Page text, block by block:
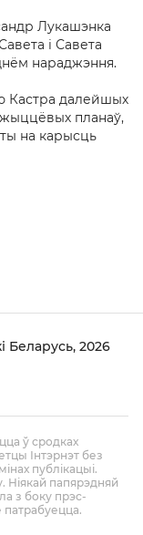
Лукашэнка
і Савета
нараджэння.
Кастра далейшых
жыццёвых планаў,
на карысць
Беларусь, 2026
ў сродках
Інтэрнэт без
публікацыі.
Ніякай папярэдняй
з боку прэс-
патрабуецца.